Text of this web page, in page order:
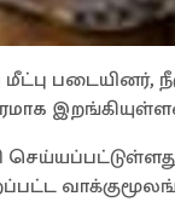
படையினர்,